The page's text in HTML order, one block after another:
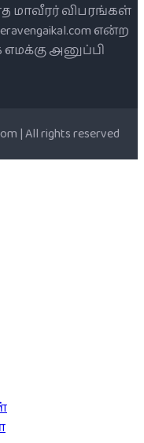
மாவீரர் விபரங்கள்
என்ற
அனுப்பி
| All rights reserved